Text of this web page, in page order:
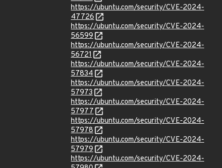
https://ubuntu.com/security/CVE-2024-
47726
https://ubuntu.com/security/CVE-2024-
56599
https://ubuntu.com/security/CVE-2024-
56721
https://ubuntu.com/security/CVE-2024-
57834
https://ubuntu.com/security/CVE-2024-
57973
https://ubuntu.com/security/CVE-2024-
57977
https://ubuntu.com/security/CVE-2024-
57978
https://ubuntu.com/security/CVE-2024-
57979
https://ubuntu.com/security/CVE-2024-